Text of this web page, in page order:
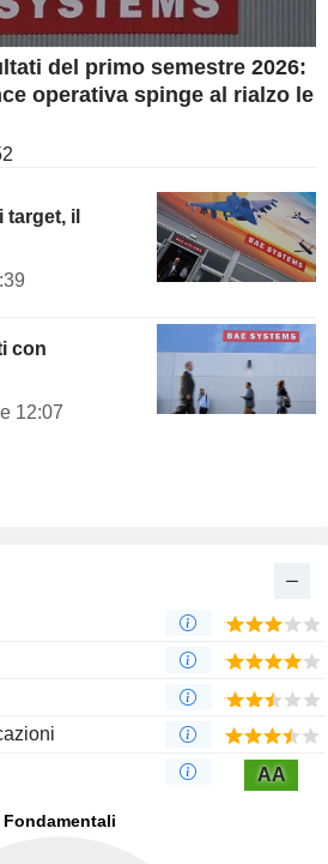
del primo semestre 2026:
operativa spinge al rialzo le
target, il
con
12:07
AA